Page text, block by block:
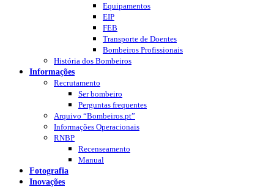
Equipamentos
EIP
FEB
Transporte de Doentes
Bombeiros Profissionais
História dos Bombeiros
Informações
Recrutamento
Ser bombeiro
Perguntas frequentes
Arquivo “Bombeiros.pt”
Informações Operacionais
RNBP
Recenseamento
Manual
Fotografia
Inovações